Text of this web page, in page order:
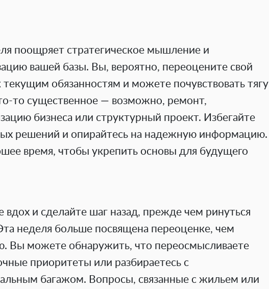
поощряет стратегическое мышление и
вашей базы. Вы, вероятно, переоцените свой
текущим обязанностям и можете почувствовать тягу
то существенное — возможно, ремонт,
бизнеса или структурный проект. Избегайте
решений и опирайтесь на надежную информацию.
время, чтобы укрепить основы для будущего
вдох и сделайте шаг назад, прежде чем ринуться
неделя больше посвящена переоценке, чем
Вы можете обнаружить, что переосмысливаете
приоритеты или разбираетесь с
багажом. Вопросы, связанные с жильем или